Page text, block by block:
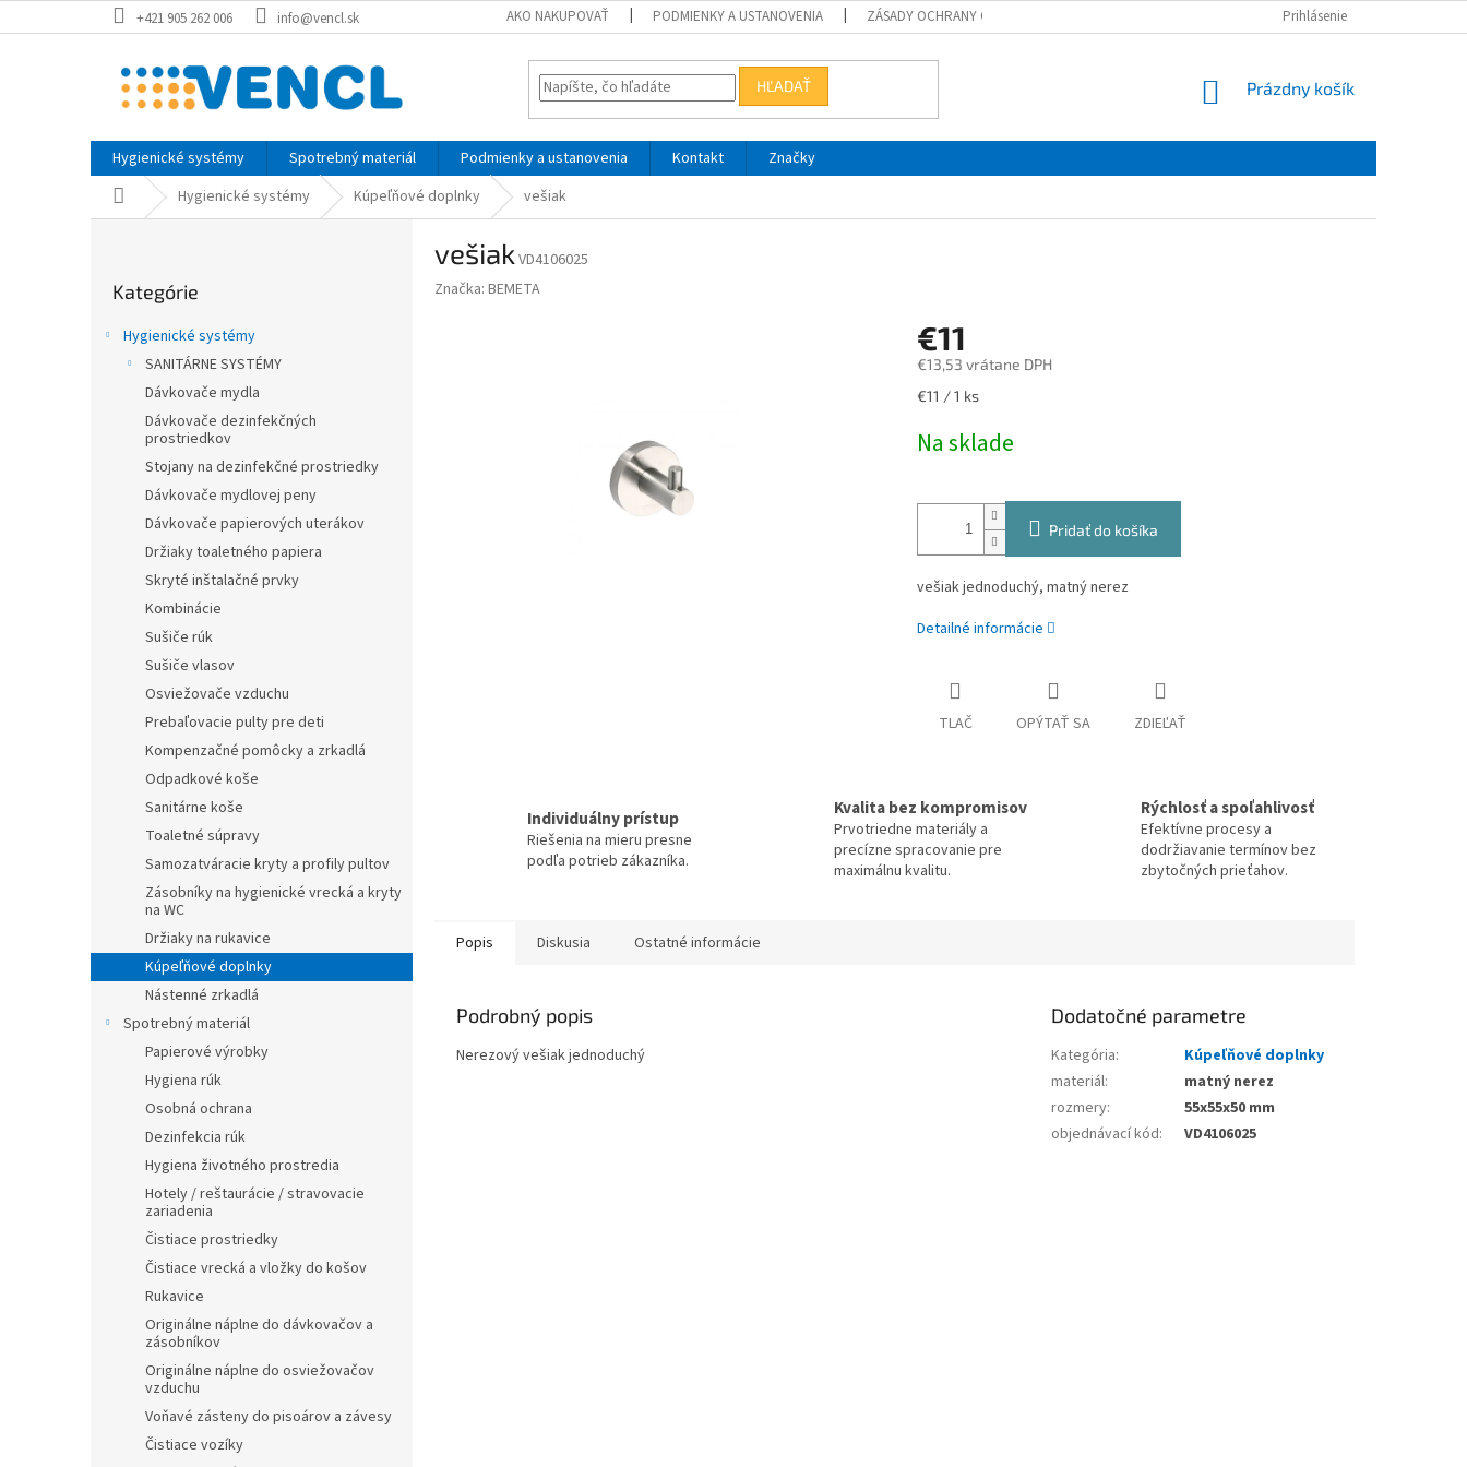
na
+421 905 262 006 info@vencl.sk AKO NAKUPOVAŤ PODMIENKY A USTANOVENIA ZÁSADY OCHRANY OSOBNÝCH ÚDAJOV Prihlásenie
HĽADAŤ
NÁKUPNÝ
Prázdny košík
Hygienické systémy Spotrebný materiál Podmienky a ustanovenia Kontakt
Značky
DomovHygienické systémy Kúpeľňové doplnky vešiak
kategórie
Kategórie
Hygienické systémy
SANITÁRNE SYSTÉMY
Dávkovače mydla
Dávkovače dezinfekčných
prostriedkov
Stojany na dezinfekčné prostriedky
Dávkovače mydlovej peny
Dávkovače papierových uterákov
Držiaky toaletného papiera
Skryté inštalačné prvky
Kombinácie
Sušiče rúk
Sušiče vlasov
Osviežovače vzduchu
Prebaľovacie pulty pre deti
Kompenzačné pomôcky a zrkadlá
Odpadkové koše
Sanitárne koše
Toaletné súpravy
Samozatváracie kryty a profily pultov
Zásobníky na hygienické vrecká a kryty
na WC
Držiaky na rukavice
Kúpeľňové doplnky
Nástenné zrkadlá
Spotrebný materiál
Papierové výrobky
Hygiena rúk
Osobná ochrana
Dezinfekcia rúk
Hygiena životného prostredia
Hotely / reštaurácie / stravovacie
zariadenia
Čistiace prostriedky
Čistiace vrecká a vložky do košov
Rukavice
Originálne náplne do dávkovačov a
zásobníkov
Originálne náplne do osviežovačov
vzduchu
Voňavé zásteny do pisoárov a závesy
Čistiace vozíky
vešiak VD4106025
Značka: BEMETA
€11
€13,53 vrátane DPH
Jednotková
€11 / 1 ks
Na sklade
Pridať do košíka
vešiak jednoduchý, matný nerez
Detailné informácie
TLAČ OPÝTAŤ SA ZDIEĽAŤ
Individuálny prístup
Riešenia na mieru presne
podľa potrieb zákazníka.
Kvalita bez kompromisov
Prvotriedne materiály a
precízne spracovanie pre
maximálnu kvalitu.
Rýchlosť a spoľahlivosť
Efektívne procesy a
dodržiavanie termínov bez
zbytočných prieťahov.
Popis Diskusia Ostatné informácie
Podrobný popis
Nerezový vešiak jednoduchý
Dodatočné parametre
Kategória:
Kúpeľňové doplnky
materiál:
matný nerez
rozmery:
55x55x50 mm
objednávací kód: VD4106025